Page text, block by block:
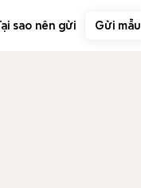
sao nên gửi Gửi mẫu